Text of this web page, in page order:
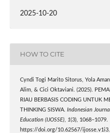
2025-10-20
HOW TO CITE
Cyndi Togi Marito Sitorus, Yola
Alim, & Cici Oktaviani. (2025).
RIAU BERBASIS CODING UNTUK
THINKING SISWA. Indonesian
Education (IJOSSE), 1(3), 1068–1079.
https://doi.org/10.62567/